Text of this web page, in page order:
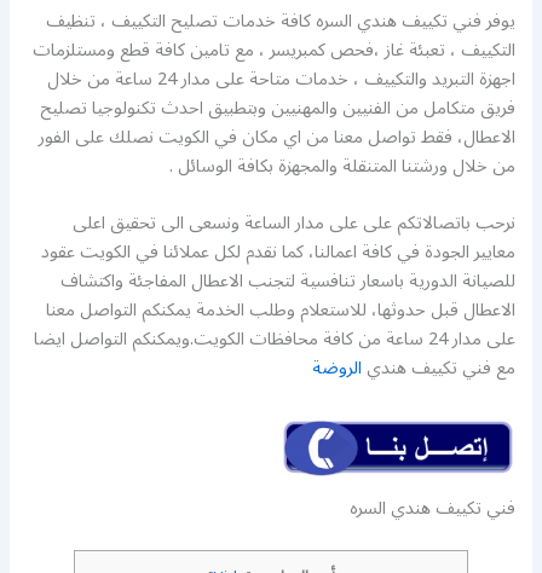
يوفر فني تكييف هندي السره كافة خدمات تصليح التكييف ، تنظيف
التكييف ، تعبئة غاز ،فحص كمبريسر ، مع تامين كافة قطع ومستلزمات
اجهزة التبريد والتكييف ، خدمات متاحة على مدار 24 ساعة من خلال
فريق متكامل من الفنيين والمهنيين وبتطبيق احدث تكنولوجيا تصليح
الاعطال، فقط تواصل معنا من اي مكان في الكويت نصلك على الفور
من خلال ورشتنا المتنقلة والمجهزة بكافة الوسائل .
نرحب باتصالاتكم على على مدار الساعة ونسعى الى تحقيق اعلى
معايير الجودة في كافة اعمالنا، كما نقدم لكل عملائنا في الكويت عقود
للصيانة الدورية باسعار تنافسية لتجنب الاعطال المفاجئة واكتشاف
الاعطال قبل حدوثها، للاستعلام وطلب الخدمة يمكنكم التواصل معنا
على مدار 24 ساعة من كافة محافظات الكويت.ويمكنكم التواصل ايضا
مع فني تكييف هنديالروضة
فني تكييف هندي السره